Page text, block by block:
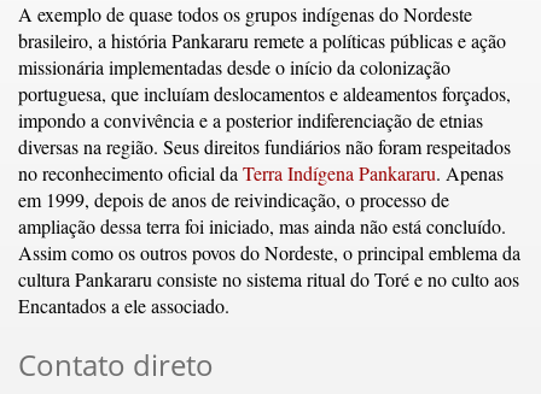
A exemplo de quase todos os grupos indígenas do Nordeste
brasileiro, a história Pankararu remete a políticas públicas e ação
missionária implementadas desde o início da colonização
portuguesa, que incluíam deslocamentos e aldeamentos forçados,
impondo a convivência e a posterior indiferenciação de etnias
diversas na região. Seus direitos fundiários não foram respeitados
no reconhecimento oficial daTerra Indígena Pankararu. Apenas
em 1999, depois de anos de reivindicação, o processo de
ampliação dessa terra foi iniciado, mas ainda não está concluído.
Assim como os outros povos do Nordeste, o principal emblema da
cultura Pankararu consiste no sistema ritual do Toré e no culto aos
Encantados a ele associado.
Contato direto